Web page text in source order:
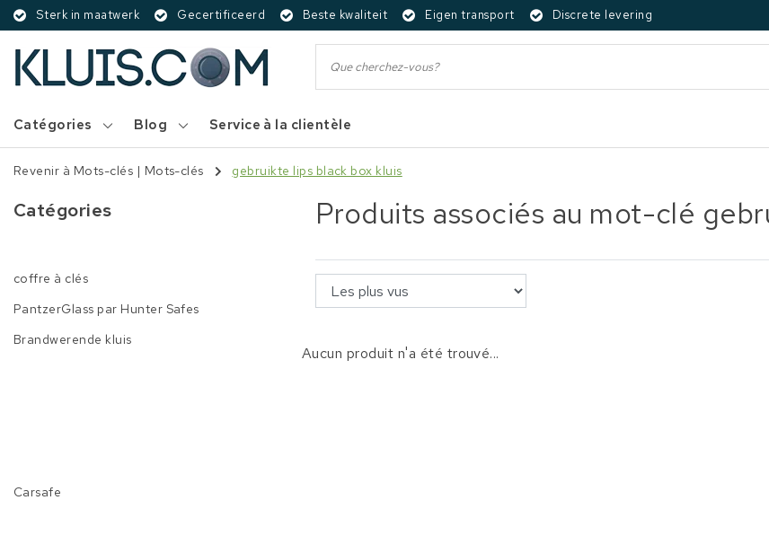
Sterk in maatwerk Gecertificeerd Beste kwaliteit Eigen transport Discrete levering
Catégories Blog Service à la clientèle
Revenir à Mots-clés | Mots-clés gebruikte lips black box kluis
Catégories
coffre à clés
PantzerGlass par Hunter Safes
Brandwerende kluis
Carsafe
Produits associés au mot-clé
Aucun produit n'a été trouvé...